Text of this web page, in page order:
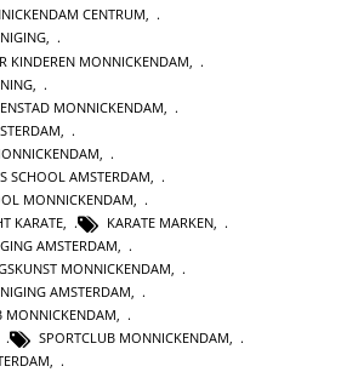
CENTRUM,
,
KINDEREN MONNICKENDAM
MONNICKENDAM
SCHOOL AMSTERDAM
MONNICKENDAM
KARATE
KARATE MARKEN
AMSTERDAM,
MONNICKENDAM,
AMSTERDAM,
MONNICKENDAM,
SPORTCLUB MONNICKENDAM,
,